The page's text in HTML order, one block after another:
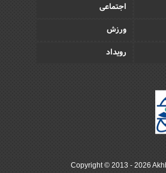
اجتماعی
ورزش
رویداد
Copyright © 2013 - 2026